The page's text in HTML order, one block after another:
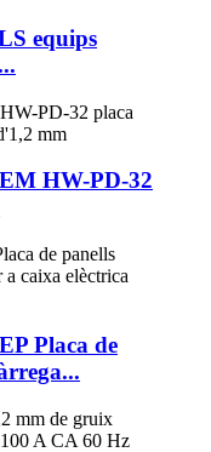
equips
HW-PD-32
Placa de